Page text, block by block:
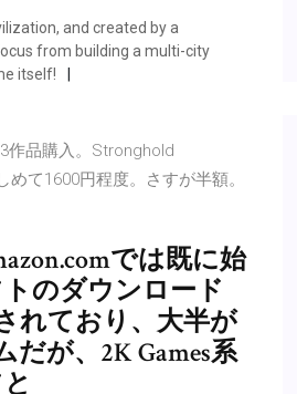
and created by a
from building a multi-city
itself!
作品購入。Stronghold
て1600円程度。さすが半額。
では既に始
のダウンロード
れており、大半が
が、2K Games系